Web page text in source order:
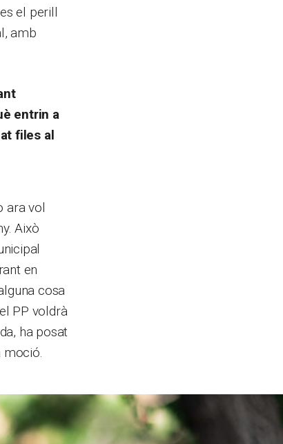
el perill
amb
entrin a
files al
ara vol
Això
en
cosa
PP voldrà
ha posat
moció.